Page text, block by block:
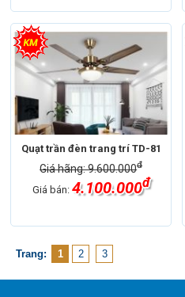
Quạt trần đèn trang trí TD-81
Giá hãng: 9.600.000đ
Giá bán: 4.100.000đ
Trang: 1 2 3